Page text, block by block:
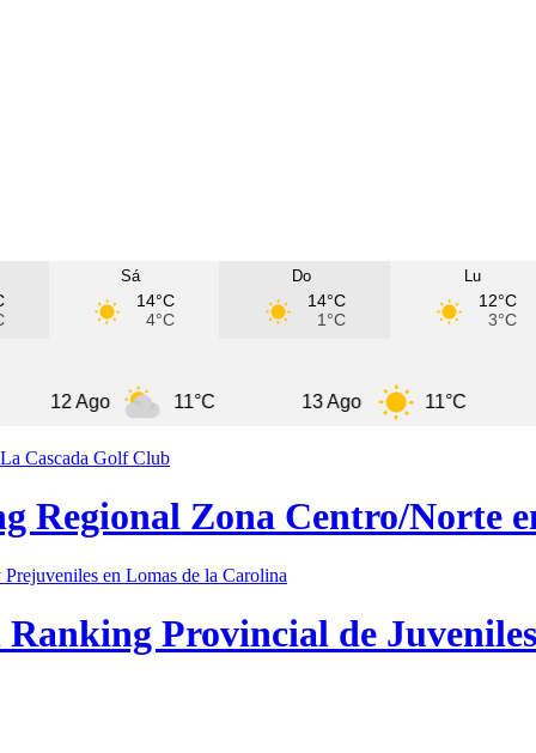
Sá
14°C
4°C
Do
14°C
1°C
Lu
12°C
3°C
11°C 11°C
Regional Zona Centro/Norte
Provincial de